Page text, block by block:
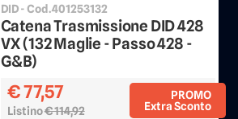
DID - Cod.401253132
Catena Trasmissione DID 428
VX (132 Maglie - Passo 428 -
G&B)
PROMO
Extra Sconto
€ 77,57
Listino€ 114,92 Sconto 25%